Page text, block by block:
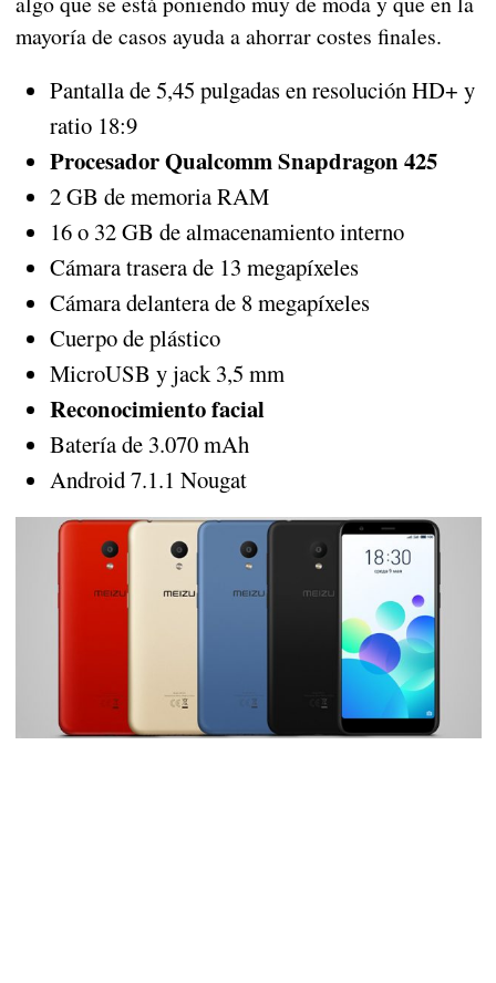
mayoría de casos ayuda a ahorrar costes finales.
Pantalla de 5,45 pulgadas en resolución HD+ y
ratio 18:9
Procesador Qualcomm Snapdragon 425
2 GB de memoria RAM
16 o 32 GB de almacenamiento interno
Cámara trasera de 13 megapíxeles
Cámara delantera de 8 megapíxeles
Cuerpo de plástico
MicroUSB y jack 3,5 mm
Reconocimiento facial
Batería de 3.070 mAh
Android 7.1.1 Nougat